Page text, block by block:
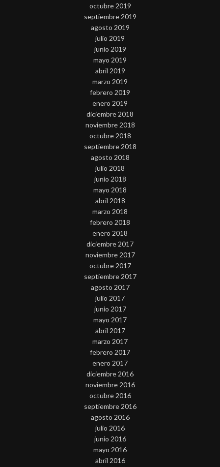
octubre 2019
septiembre 2019
agosto 2019
julio 2019
junio 2019
mayo 2019
abril 2019
marzo 2019
febrero 2019
enero 2019
diciembre 2018
noviembre 2018
octubre 2018
septiembre 2018
agosto 2018
julio 2018
junio 2018
mayo 2018
abril 2018
marzo 2018
febrero 2018
enero 2018
diciembre 2017
noviembre 2017
octubre 2017
septiembre 2017
agosto 2017
julio 2017
junio 2017
mayo 2017
abril 2017
marzo 2017
febrero 2017
enero 2017
diciembre 2016
noviembre 2016
octubre 2016
septiembre 2016
agosto 2016
julio 2016
junio 2016
mayo 2016
abril 2016